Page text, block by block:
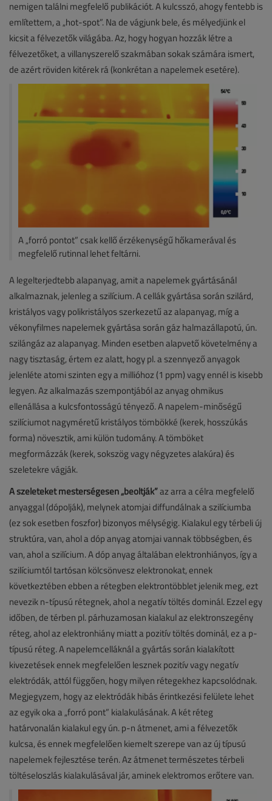
nemigen találni megfelelő publikációt. A kulcsszó, ahogy fentebb is
említettem, a „hot-spot”. Na de vágjunk bele, és mélyedjünk el
kicsit a félvezetők világába. Az, hogy hogyan hozzák létre a
félvezetőket, a villanyszerelő szakmában sokak számára ismert,
de azért röviden kitérek rá (konkrétan a napelemek esetére).
A „forró pontot” csak kellő érzékenységű hőkamerával és
megfelelő rutinnal lehet feltárni.
A legelterjedtebb alapanyag, amit a napelemek gyártásánál
alkalmaznak, jelenleg a szilícium. A cellák gyártása során szilárd,
kristályos vagy polikristályos szerkezetű az alapanyag, míg a
vékonyfilmes napelemek gyártása során gáz halmazállapotú, ún.
szilángáz az alapanyag. Minden esetben alapvető követelmény a
nagy tisztaság, értem ez alatt, hogy pl. a szennyező anyagok
jelenléte atomi szinten egy a millióhoz (1 ppm) vagy ennél is kisebb
legyen. Az alkalmazás szempontjából az anyag ohmikus
ellenállása a kulcsfontosságú tényező. A napelem-minőségű
szilíciumot nagyméretű kristályos tömbökké (kerek, hosszúkás
forma) növesztik, ami külön tudomány. A tömböket
megformázzák (kerek, sokszög vagy négyzetes alakúra) és
szeletekre vágják.
A szeleteket mesterségesen „beoltják”az arra a célra megfelelő
anyaggal (dópolják), melynek atomjai diffundálnak a szilíciumba
(ez sok esetben foszfor) bizonyos mélységig. Kialakul egy térbeli új
struktúra, van, ahol a dóp anyag atomjai vannak többségben, és
van, ahol a szilícium. A dóp anyag általában elektronhiányos, így a
szilíciumtól tartósan kölcsönvesz elektronokat, ennek
következtében ebben a rétegben elektrontöbblet jelenik meg, ezt
nevezik n-típusú rétegnek, ahol a negatív töltés dominál. Ezzel egy
időben, de térben pl. párhuzamosan kialakul az elektronszegény
réteg, ahol az elektronhiány miatt a pozitív töltés dominál, ez a p-
típusú réteg. A napelemcelláknál a gyártás során kialakított
kivezetések ennek megfelelően lesznek pozitív vagy negatív
elektródák, attól függően, hogy milyen rétegekhez kapcsolódnak.
Megjegyzem, hogy az elektródák hibás érintkezési felülete lehet
az egyik oka a „forró pont” kialakulásának. A két réteg
határvonalán kialakul egy ún. p-n átmenet, ami a félvezetők
kulcsa, és ennek megfelelően kiemelt szerepe van az új típusú
napelemek fejlesztése terén. Az átmenet természetes térbeli
töltéseloszlás kialakulásával jár, aminek elektromos erőtere van.